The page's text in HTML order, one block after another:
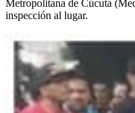
Metropolitana de Cúcuta
inspección al lugar.